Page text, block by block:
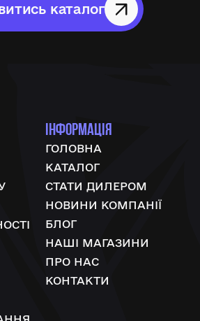
каталог
ІНФОРМАЦІЯ
ГОЛОВНА
КАТАЛОГ
СТАТИ ДИЛЕРОМ
НОВИНИ КОМПАНІЇ
БЛОГ
НАШІ МАГАЗИНИ
ПРО НАС
КОНТАКТИ